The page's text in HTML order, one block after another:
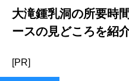
大滝鍾乳洞の所要時
ースの見どころを紹
[PR]